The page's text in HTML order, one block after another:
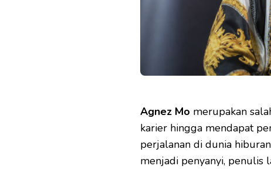
Agnez Mo merupakan
karier hingga mendapat
perjalanan di dunia
menjadi penyanyi, penulis